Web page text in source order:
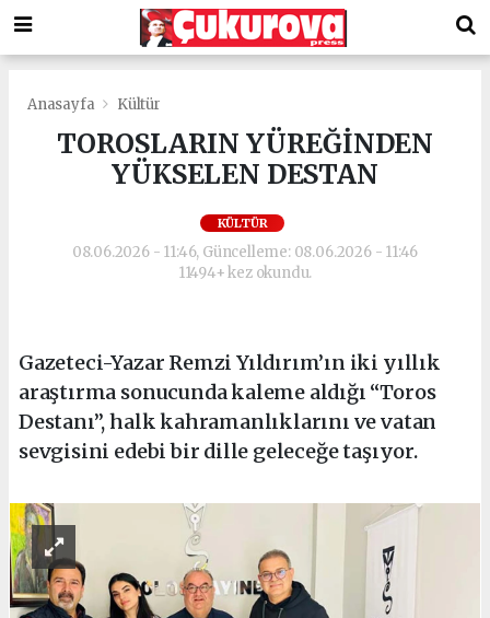
Anasayfa Kültür
TOROSLARIN YÜREĞİNDEN
YÜKSELEN DESTAN
KÜLTÜR
08.06.2026 - 11:46, Güncelleme: 08.06.2026 - 11:46
11494+ kez okundu.
Gazeteci-Yazar Remzi Yıldırım’ın iki yıllık
araştırma sonucunda kaleme aldığı “Toros
Destanı”, halk kahramanlıklarını ve vatan
sevgisini edebi bir dille geleceğe taşıyor.